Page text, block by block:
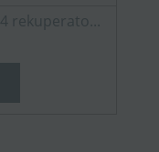
rekuperato...